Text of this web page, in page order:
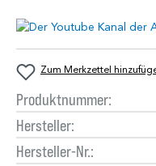
Zum Merkzettel
Produktnummer:
Hersteller:
Hersteller-Nr.: